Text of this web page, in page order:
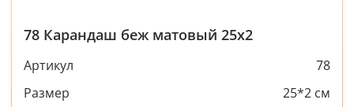
78 Карандаш беж матовый 25х2
Артикул
78
Размер
25*2 см